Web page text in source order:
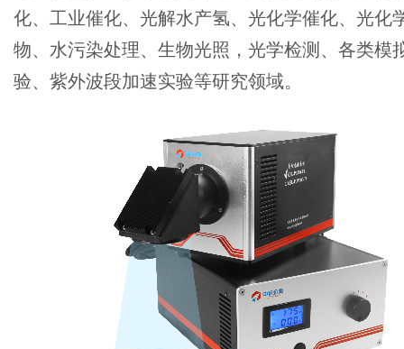
化、工业催化、光解水产氢、光化学催化、光化
物、水污染处理、生物光照，光学检测、各类模
验、紫外波段加速实验等研究领域。